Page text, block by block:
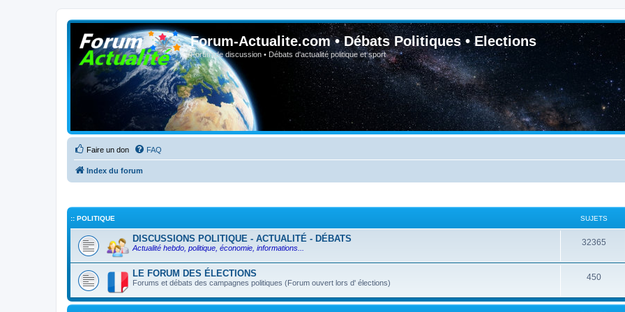
Forum-Actualite.com • Débats Politiques • Elections
Forum de discussion • Débats d'actualité politique et sport
Faire un don FAQ
Index du forum
:: POLITIQUE SUJETS
DISCUSSIONS POLITIQUE - ACTUALITÉ - DÉBATS
Actualité hebdo, politique, économie, informations...
32365
LE FORUM DES ÉLECTIONS
Forums et débats des campagnes politiques (Forum ouvert lors d' élections)
450